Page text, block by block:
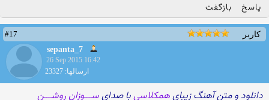
پاسخ بازگفت
کاربر
#17
sepanta_7
26 Sep 2015 16:42
ارسالها: 23327
دانلود و متن آهنگ زیبایهمکلاسیبا صدایســـوزان روشـــن